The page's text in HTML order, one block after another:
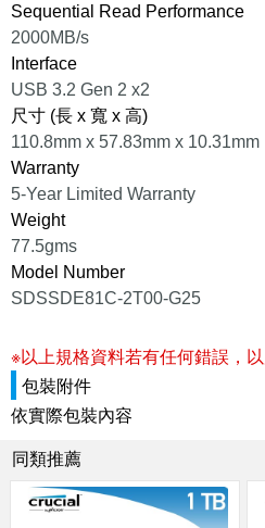
Sequential Read Performance
2000MB/s
Interface
USB 3.2 Gen 2 x2
尺寸 (長 x 寬 x 高)
110.8mm x 57.83mm x 10.31mm
Warranty
5-Year Limited Warranty
Weight
77.5gms
Model Number
SDSSDE81C-2T00-G25
※以上規格資料若有任何錯誤，以
包裝附件
依實際包裝內容
同類推薦